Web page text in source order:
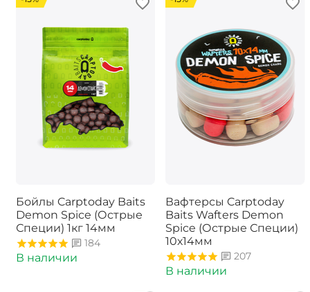
Бойлы Carptoday Baits
Demon Spice (Острые
Специи) 1кг 14мм
184
В наличии
Вафтерсы Carptoday
Baits Wafters Demon
Spice (Острые Специи)
10х14мм
207
В наличии